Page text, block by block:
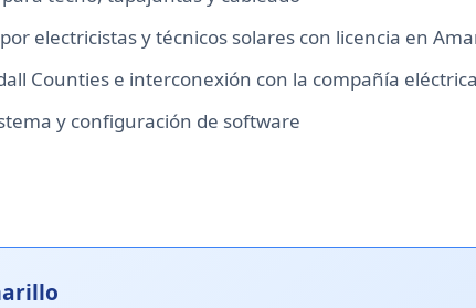
electricistas y técnicos solares con licencia en
Counties e interconexión con la compañía
y configuración de software